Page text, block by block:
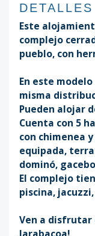
DETALLES
Este
complejo
pueblo, con
En este
misma
Pueden alojar
Cuenta con 5
con chimenea
equipada,
dominó,
El complejo
piscina,
Ven a disfrutar